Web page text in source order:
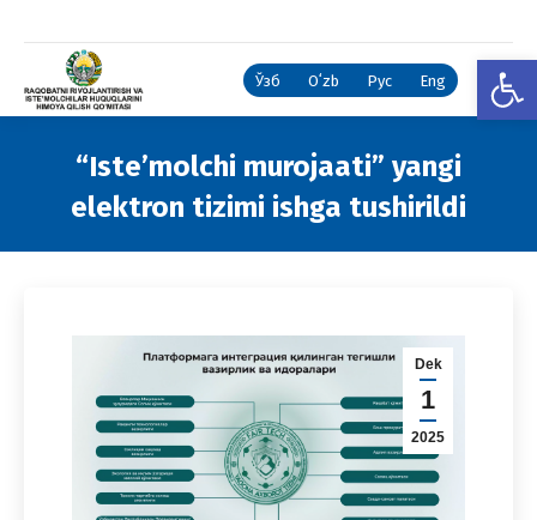
Ўзб Oʻzb Рус Eng
“Iste’molchi murojaati” yangi
elektron tizimi ishga tushirildi
Dek
1
2025